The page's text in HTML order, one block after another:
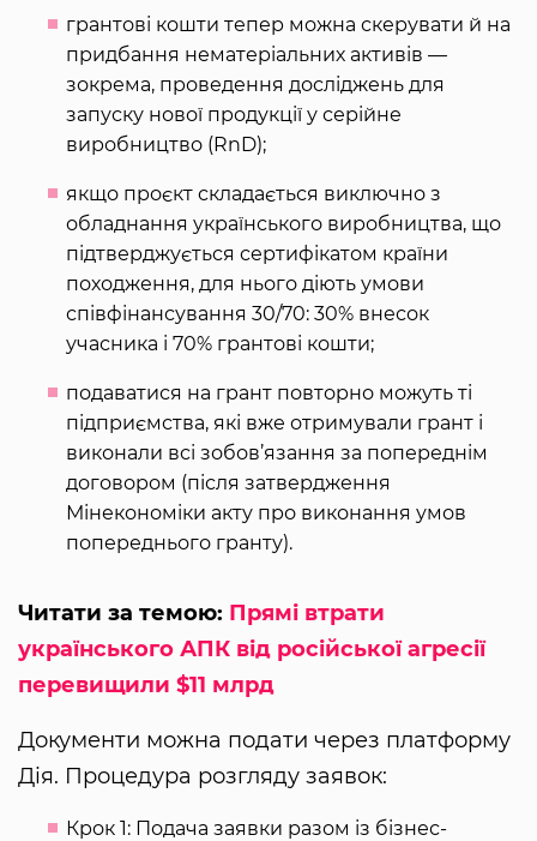
грантові кошти тепер можна скерувати й на
придбання нематеріальних активів —
зокрема, проведення досліджень для
запуску нової продукції у серійне
виробництво (RnD);
якщо проєкт складається виключно з
обладнання українського виробництва, що
підтверджується сертифікатом країни
походження, для нього діють умови
співфінансування 30/70: 30% внесок
учасника і 70% грантові кошти;
подаватися на грант повторно можуть ті
підприємства, які вже отримували грант і
виконали всі зобов’язання за попереднім
договором (після затвердження
Мінекономіки акту про виконання умов
попереднього гранту).
Читати за темою: Прямі втрати
українського АПК від російської агресії
перевищили $11 млрд
Документи можна подати через платформу
Дія. Процедура розгляду заявок:
Крок 1: Подача заявки разом із бізнес-